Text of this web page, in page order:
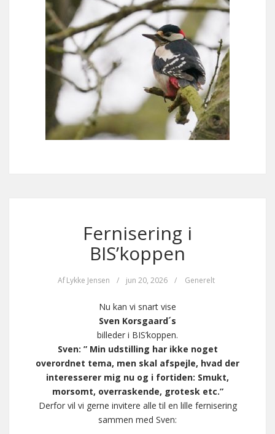
Fernisering i
BIS’koppen
Af Lykke Jensen / jun 20, 2026 / Generelt
Nu kan vi snart vise
Sven Korsgaard´s
billeder i BIS’koppen.
Sven: ” Min udstilling har ikke noget
overordnet tema, men skal afspejle, hvad der
interesserer mig nu og i fortiden: Smukt,
morsomt, overraskende, grotesk etc.”
Derfor vil vi gerne invitere alle til en lille fernisering
sammen med Sven: